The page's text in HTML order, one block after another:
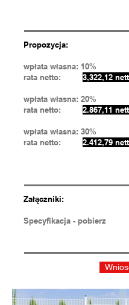
Propozycja:
wpłata własna: 10%
rata netto:
3,322,12
wpłata własna: 20%
rata netto:
2.867,11
wpłata własna: 30%
rata netto:
2.412,79
Załączniki:
Specyfikacja - pobierz